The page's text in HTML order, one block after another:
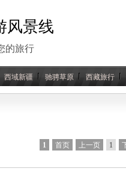
风景线
的旅行
西域新疆 驰骋草原 西藏旅行
1 首页 上一页 1